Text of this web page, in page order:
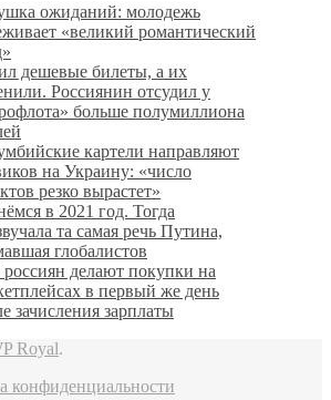
ожиданий: молодежь
«великий романтический
дешевые билеты, а их
Россиянин отсудил у
больше полумиллиона
картели направляют
на Украину: «число
резко вырастет»
в 2021 год. Тогда
та самая речь Путина,
глобалистов
россиян делают покупки на
в первый же день
зачисления зарплаты
Royal.
конфиденциальности